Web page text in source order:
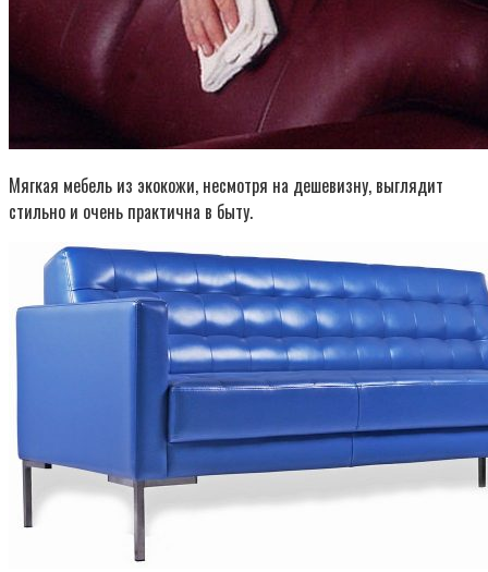
Мягкая мебель из экокожи, несмотря на дешевизну, выглядит
стильно и очень практична в быту.